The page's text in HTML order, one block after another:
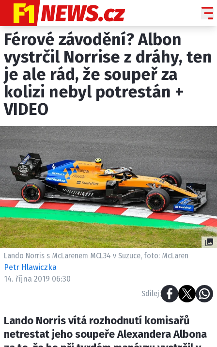
NOVINKY
GRAND PRIX
PADDOCK LINE
TECHNIKA
HISTORIE GP
PROFILY TÝMŮ
ROZHOVORY
OSTATNÍ
SLEDUJTE NÁS NA|
ETICKÝ KODEX
KONTAKT
VYDAVATEL
OSOBNÍ ÚDAJE / COOKIES
Provozovatelem serveru F1NEWS.cz je
INCORP MEDIA GROUP s.r.o., IČ: 118 23 054
Férové závodění? Albon
vystrčil Norrise z dráhy, ten
je ale rád, že soupeř za
kolizi nebyl potrestán +
VIDEO
Lando Norris s McLarenem MCL34 v Suzuce, foto: McLaren
Petr Hlawiczka
14. října 2019 06:30
Sdílej:
Lando Norris vítá rozhodnutí komisařů
netrestat jeho soupeře Alexandera Albona